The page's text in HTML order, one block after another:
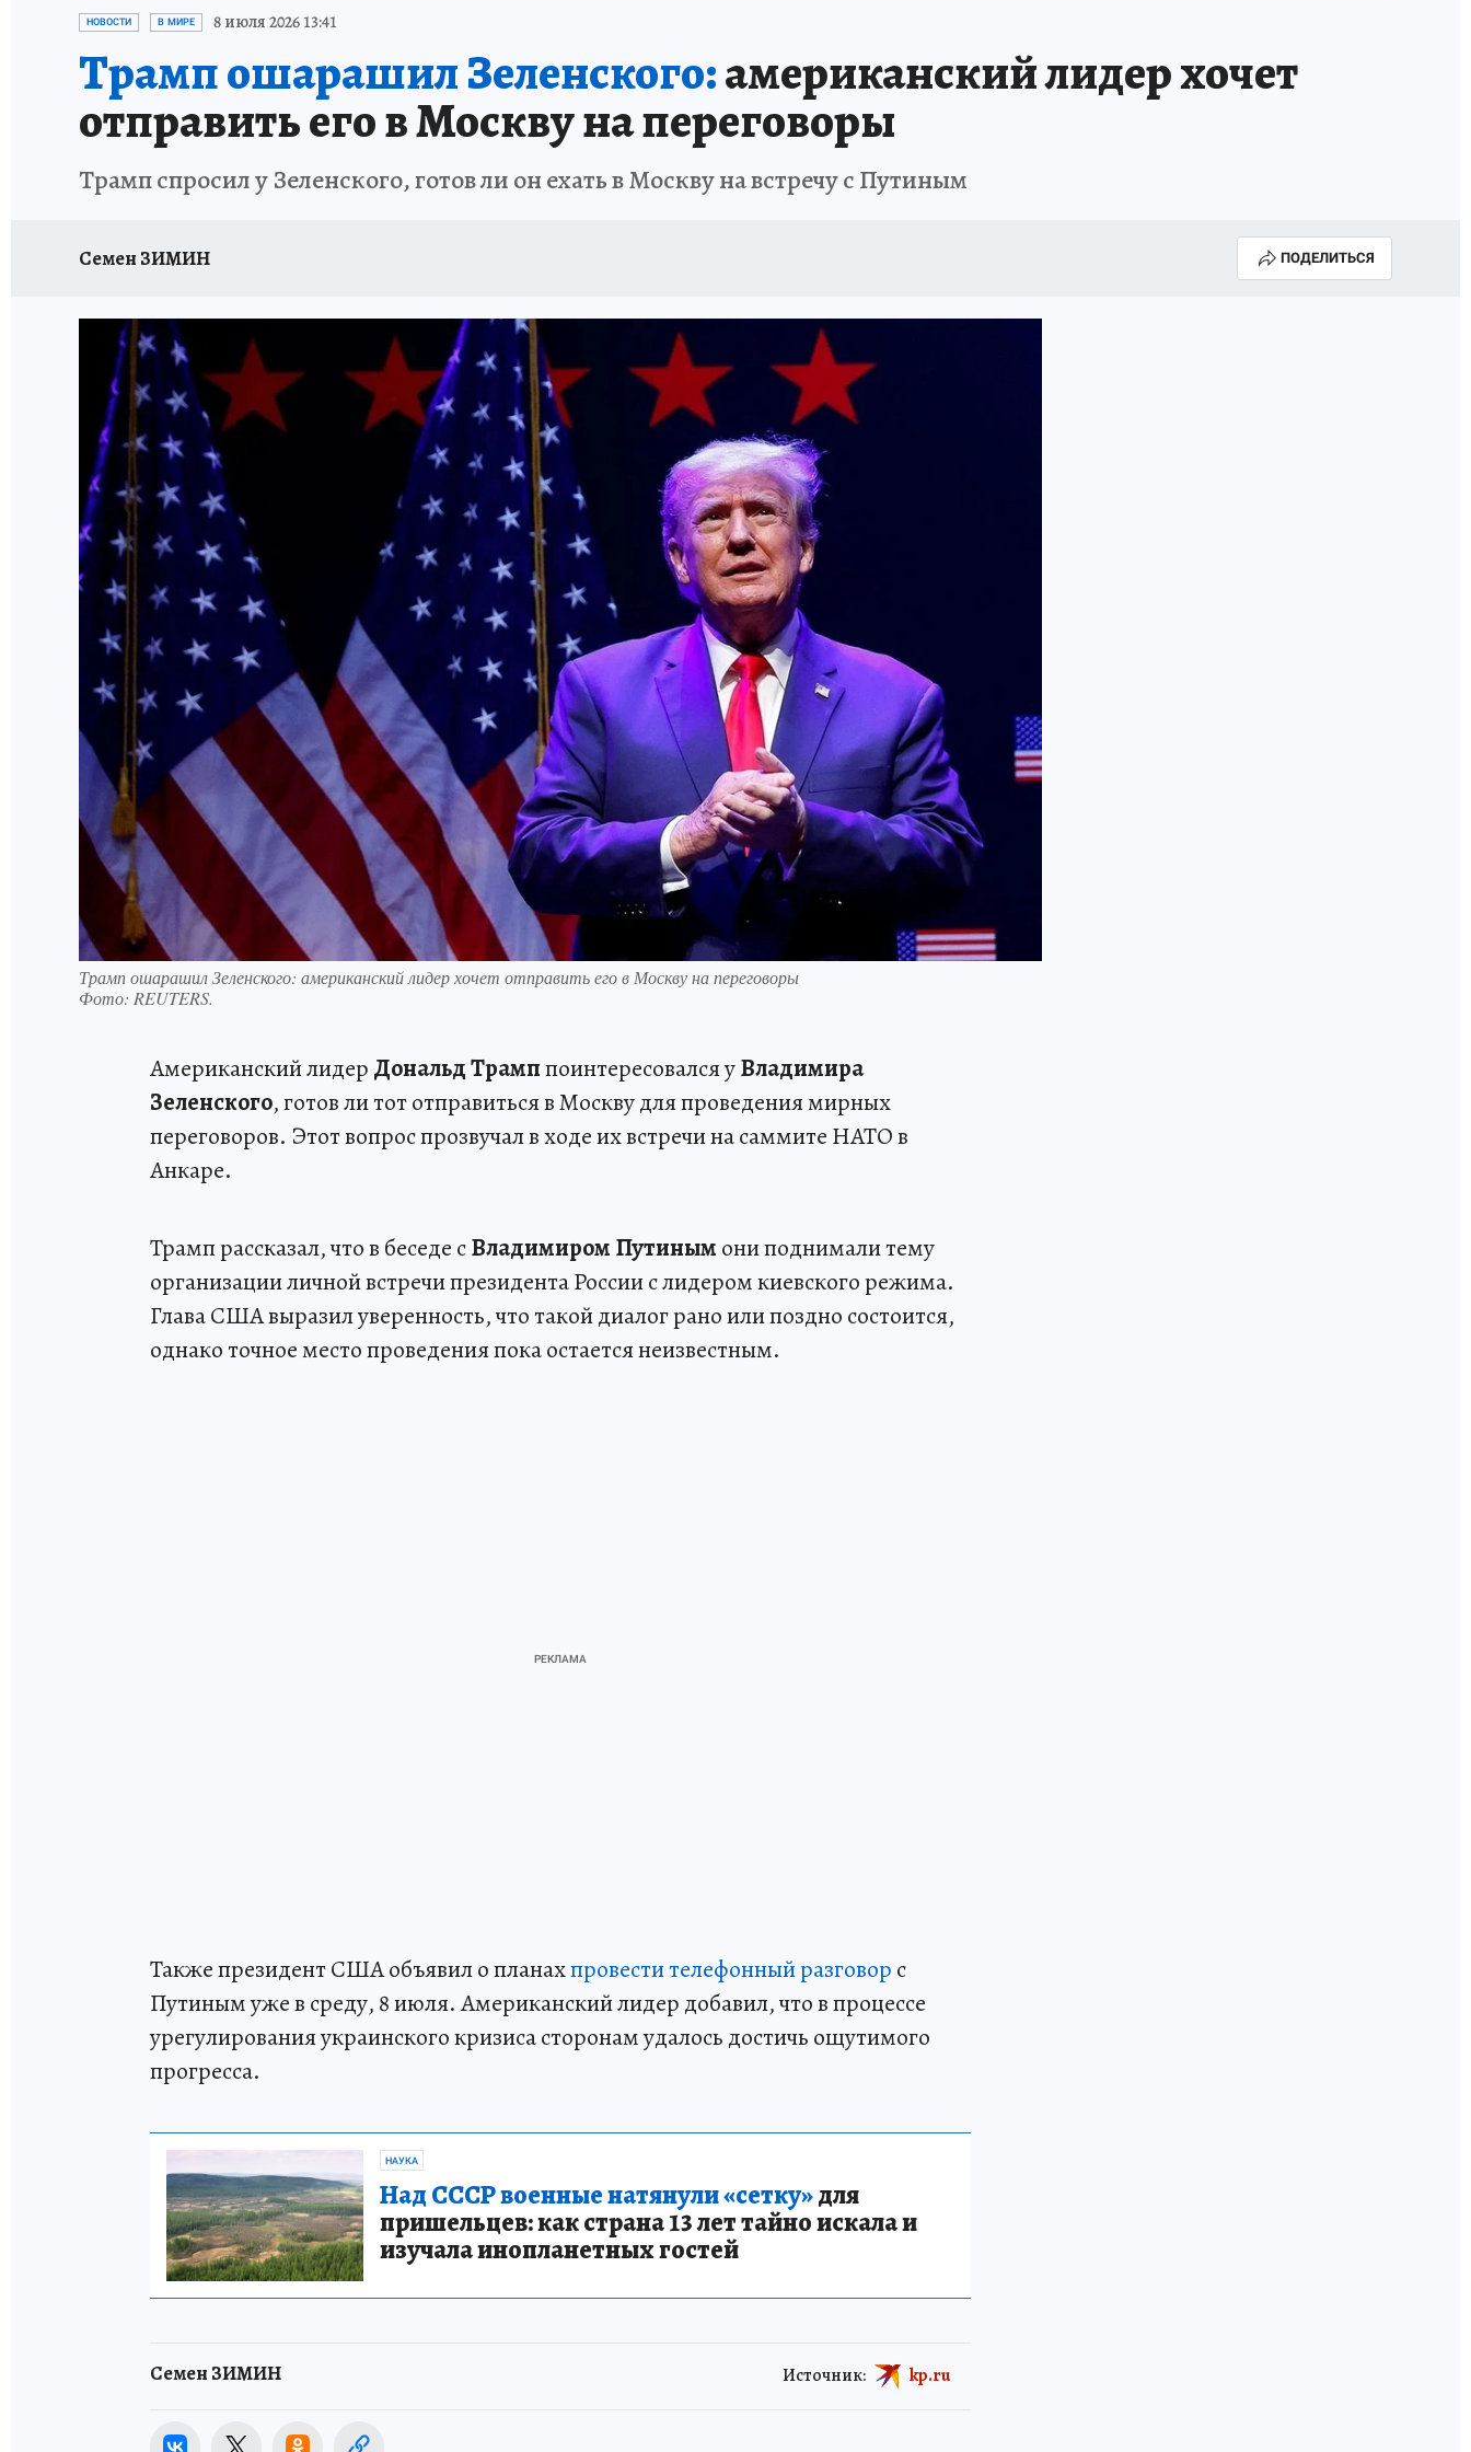
ИСПЫТАНО НА СЕБЕ
НОВОСТИ В МИРЕ 8 июля 2026 13:41
Трамп ошарашил Зеленского:американский лидер хочет
отправить его в Москву на переговоры
Трамп спросил у Зеленского, готов ли он ехать в Москву на встречу с Путиным
Семен ЗИМИН ПОДЕЛИТЬСЯ
Трамп ошарашил Зеленского: американский лидер хочет отправить его в Москву на переговоры
Фото: REUTERS.
Американский лидер Дональд Трамппоинтересовался уВладимира
Зеленского, готов ли тот отправиться в Москву для проведения мирных
переговоров. Этот вопрос прозвучал в ходе их встречи на саммите НАТО в
Анкаре.
Трамп рассказал, что в беседе сВладимиром Путиным они поднимали тему
организации личной встречи президента России с лидером киевского режима.
Глава США выразил уверенность, что такой диалог рано или поздно состоится,
однако точное место проведения пока остается неизвестным.
Также президент США объявил о планахпровести телефонный разговор с
Путиным уже в среду, 8 июля. Американский лидер добавил, что в процессе
урегулирования украинского кризиса сторонам удалось достичь ощутимого
прогресса.
НАУКА
Над СССР военные натянули «сетку»для
пришельцев: как страна 13 лет тайно искала и
изучала инопланетных гостей
Семен ЗИМИН Источник: kp.ru